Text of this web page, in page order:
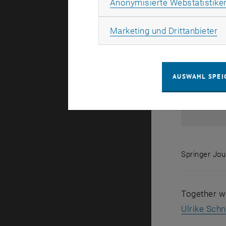
Springer
Together
Ulrike
Anonymisierte
Marketing und Drittanbieter
AUSWAHL